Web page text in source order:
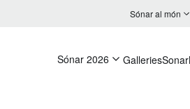
Sónar al món
Sónar 2026 Galleries